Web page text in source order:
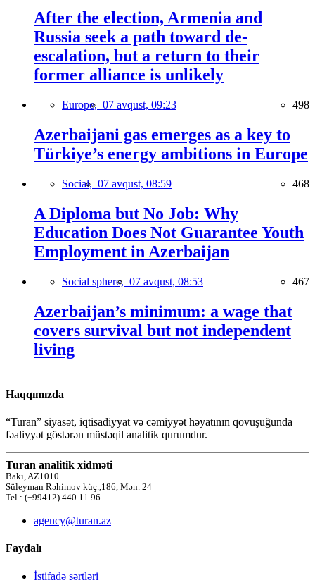
After the election, Armenia and
Russia seek a path toward de-
escalation, but a return to their
former alliance is unlikely
Europe, 07 avqust, 09:23 498
Azerbaijani gas emerges as a key to
Türkiye’s energy ambitions in Europe
Social, 07 avqust, 08:59 468
A Diploma but No Job: Why
Education Does Not Guarantee Youth
Employment in Azerbaijan
Social sphere, 07 avqust, 08:53 467
Azerbaijan’s minimum: a wage that
covers survival but not independent
living
Haqqımızda
“Turan” siyasət, iqtisadiyyat və cəmiyyət həyatının qovuşuğunda
fəaliyyət göstərən müstəqil analitik qurumdur.
Turan analitik xidməti
Bakı, AZ1010
Süleyman Rəhimov küç.,186, Mən. 24
Tel.: (+99412) 440 11 96
agency@turan.az
Faydalı
İstifadə şərtləri